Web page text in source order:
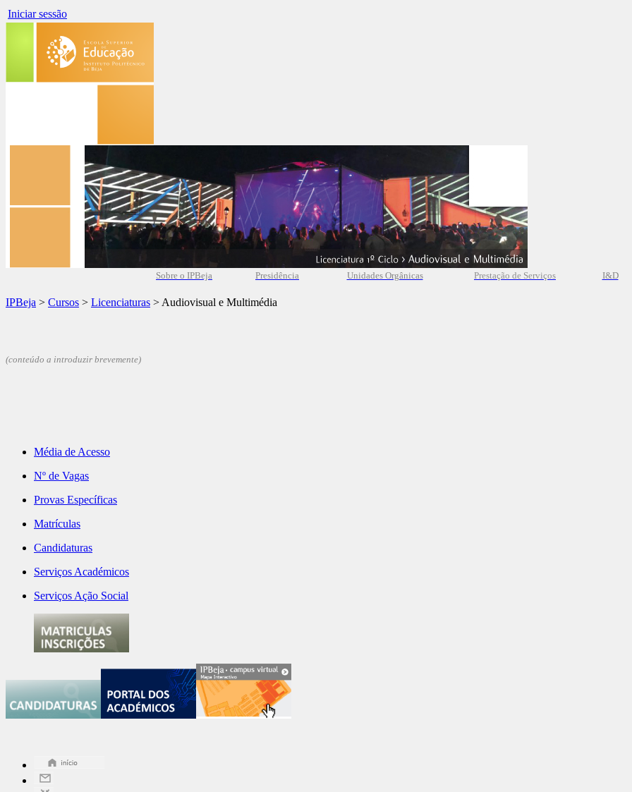
Iniciar sessão
Sobre o IPBeja Presidência Unidades Orgânicas Prestação de Serviços I&D
IPBeja > Cursos > Licenciaturas > Audiovisual e Multimédia
(conteúdo a introduzir brevemente)
Média de Acesso
Nº de Vagas
Provas Específicas
Matrículas
Candidaturas
Serviços Académicos
Serviços Ação Social